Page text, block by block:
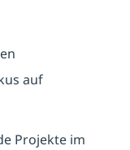
auf
Projekte im